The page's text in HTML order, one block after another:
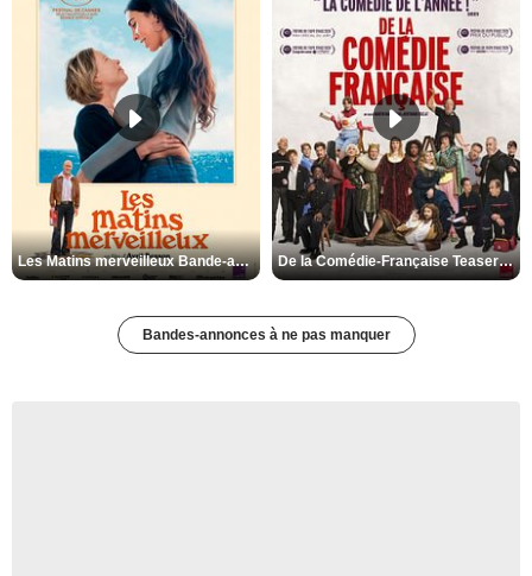
Les Matins merveilleux Bande-annonce VF De la Comédie-Française Teaser VF
Bandes-annonces à ne pas manquer